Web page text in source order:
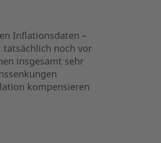
Inflationsdaten –
tatsächlich noch vor
insgesamt sehr
kompensieren